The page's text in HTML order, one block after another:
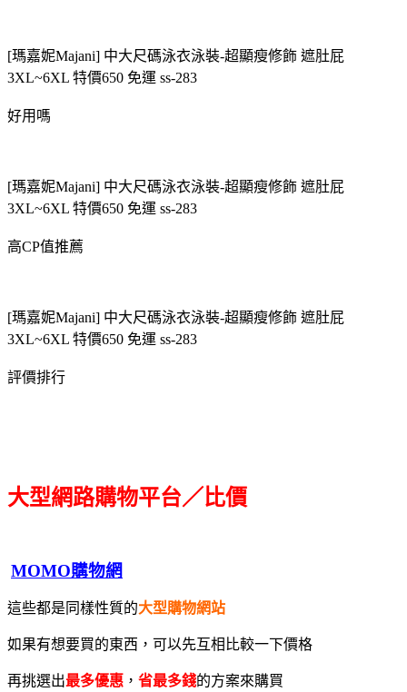
[瑪嘉妮Majani] 中大尺碼泳衣泳裝-超顯瘦修飾 遮肚屁
3XL~6XL 特價650 免運 ss-283
好用嗎
[瑪嘉妮Majani] 中大尺碼泳衣泳裝-超顯瘦修飾 遮肚屁
3XL~6XL 特價650 免運 ss-283
高CP值推薦
[瑪嘉妮Majani] 中大尺碼泳衣泳裝-超顯瘦修飾 遮肚屁
3XL~6XL 特價650 免運 ss-283
評價排行
大型網路購物平台／比價
MOMO購物網
這些都是同樣性質的大型購物網站
如果有想要買的東西，可以先互相比較一下價格
再挑選出最多優惠 ， 省最多錢的方案來購買